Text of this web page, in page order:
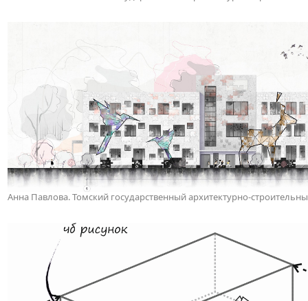
Анна Павлова. Томский государственный архитектурно-